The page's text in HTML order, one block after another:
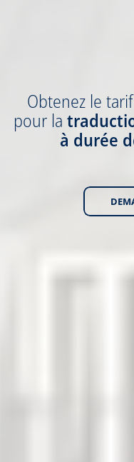
Obtenez le tarif
pour la
à durée